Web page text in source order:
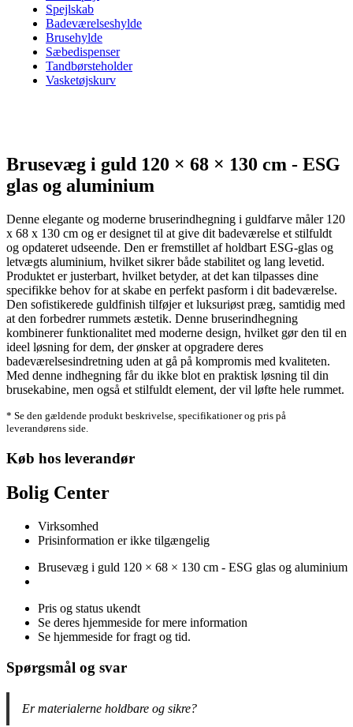
Spejlskab
Badeværelseshylde
Brusehylde
Sæbedispenser
Tandbørsteholder
Vasketøjskurv
Brusevæg i guld 120 × 68 × 130 cm - ESG
glas og aluminium
Denne elegante og moderne bruserindhegning i guldfarve måler 120
x 68 x 130 cm og er designet til at give dit badeværelse et stilfuldt
og opdateret udseende. Den er fremstillet af holdbart ESG-glas og
letvægts aluminium, hvilket sikrer både stabilitet og lang levetid.
Produktet er justerbart, hvilket betyder, at det kan tilpasses dine
specifikke behov for at skabe en perfekt pasform i dit badeværelse.
Den sofistikerede guldfinish tilføjer et luksuriøst præg, samtidig med
at den forbedrer rummets æstetik. Denne bruserindhegning
kombinerer funktionalitet med moderne design, hvilket gør den til en
ideel løsning for dem, der ønsker at opgradere deres
badeværelsesindretning uden at gå på kompromis med kvaliteten.
Med denne indhegning får du ikke blot en praktisk løsning til din
brusekabine, men også et stilfuldt element, der vil løfte hele rummet.
* Se den gældende produkt beskrivelse, specifikationer og pris på
leverandørens side.
Køb hos leverandør
Bolig Center
Virksomhed
Prisinformation er ikke tilgængelig
Brusevæg i guld 120 × 68 × 130 cm - ESG glas og aluminium
Pris og status ukendt
Se deres hjemmeside for mere information
Se hjemmeside for fragt og tid.
Spørgsmål og svar
Er materialerne holdbare og sikre?